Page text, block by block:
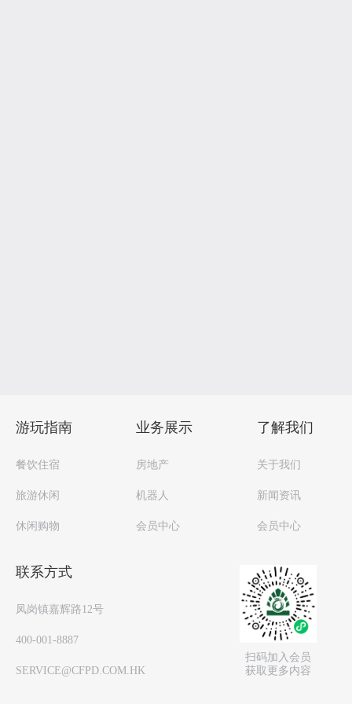
游玩指南
餐饮住宿
旅游休闲
休闲购物
房地产
机器人
会员中心
业务展示
关于我们
新闻资讯
会员中心
了解我们
联系方式
凤岗镇嘉辉路12号
400-001-8887
SERVICE@CFPD.COM.HK
扫码加入会员
获取更多内容